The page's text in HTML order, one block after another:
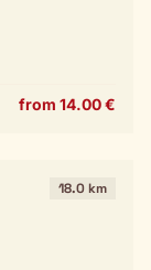
from 14.00 €
18.0 km